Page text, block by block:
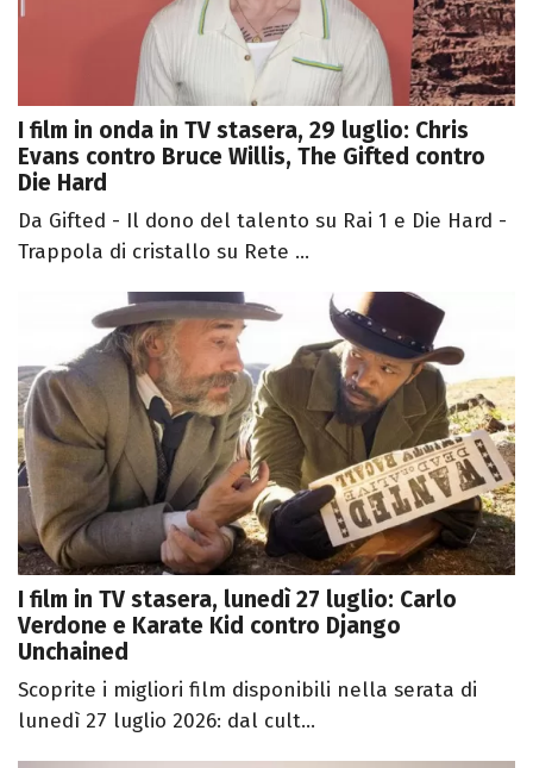
I film in onda in TV stasera, 29 luglio: Chris
Evans contro Bruce Willis, The Gifted contro
Die Hard
Da Gifted - Il dono del talento su Rai 1 e Die Hard -
Trappola di cristallo su Rete ...
I film in TV stasera, lunedì 27 luglio: Carlo
Verdone e Karate Kid contro Django
Unchained
Scoprite i migliori film disponibili nella serata di
lunedì 27 luglio 2026: dal cult...